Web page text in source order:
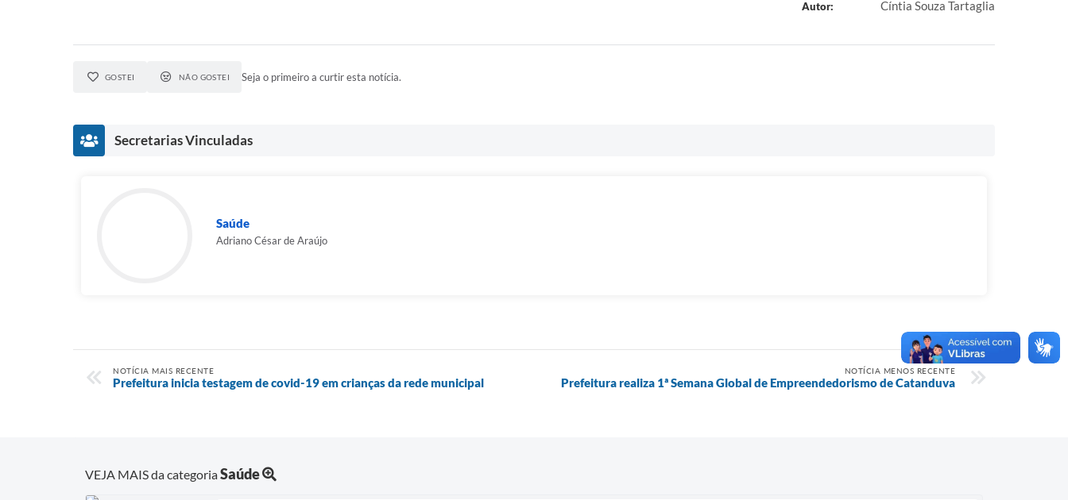
Autor: Cíntia Souza Tartaglia
GOSTEI NÃO GOSTEI Seja o primeiro a curtir esta notícia.
Secretarias Vinculadas
Saúde
Adriano César de Araújo
NOTÍCIA MAIS RECENTE
Prefeitura inicia testagem de covid-19 em crianças da rede municipal
NOTÍCIA MENOS RECENTE
Prefeitura realiza 1ª Semana Global de Empreendedorismo de Catanduva
VEJA MAIS da categoriaSaúde